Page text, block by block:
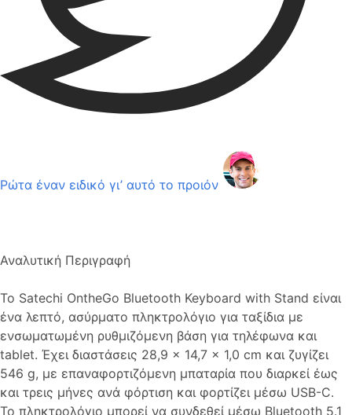
Ρώτα έναν ειδικό γι’ αυτό το προιόν
Αναλυτική Περιγραφή
Το Satechi OntheGo Bluetooth Keyboard with Stand είναι
ένα λεπτό, ασύρματο πληκτρολόγιο για ταξίδια με
ενσωματωμένη ρυθμιζόμενη βάση για τηλέφωνα και
tablet. Έχει διαστάσεις 28,9 × 14,7 × 1,0 cm και ζυγίζει
546 g, με επαναφορτιζόμενη μπαταρία που διαρκεί έως
και τρεις μήνες ανά φόρτιση και φορτίζει μέσω USB-C.
Το πληκτρολόγιο μπορεί να συνδεθεί μέσω Bluetooth 5.1